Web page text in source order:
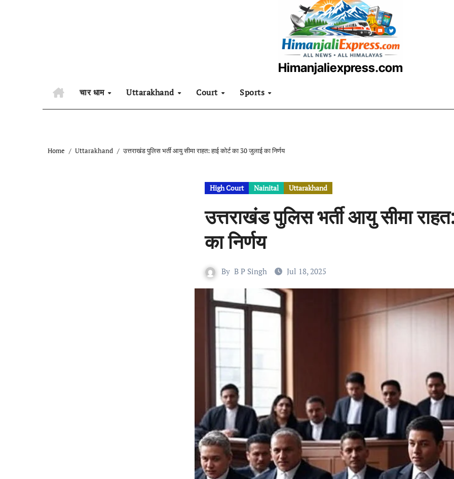
Himanjaliexpress.com
चार धाम
Uttarakhand Court Sports
Home Uttarakhand उत्तराखंड पुलिस भर्ती आयु सीमा राहत: हाई कोर्ट का 30 जुलाई का निर्णय
High Court Nainital Uttarakhand
उत्तराखंड पुलिस भर्ती आयु सीमा
का निर्णय
By B P Singh Jul 18, 2025